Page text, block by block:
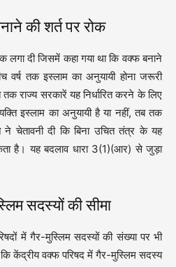
की शर्त पर रोक
लगा दी जिसमें कहा गया था कि वक्फ बनाने
तक इस्लाम का अनुयायी होना जरूरी
राज्य सरकारें यह निर्धारित करने के लिए
इस्लाम का अनुयायी है या नहीं, तब तक
ने चेतावनी दी कि बिना उचित तंत्र के यह
है। यह बदलाव धारा 3(1)(आर) से जुड़ा
सदस्यों की सीमा
में गैर-मुस्लिम सदस्यों की संख्या पर भी
केंद्रीय वक्फ परिषद में गैर-मुस्लिम सदस्य